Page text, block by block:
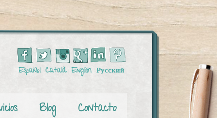
Español Català English Русский
Blog Contacto